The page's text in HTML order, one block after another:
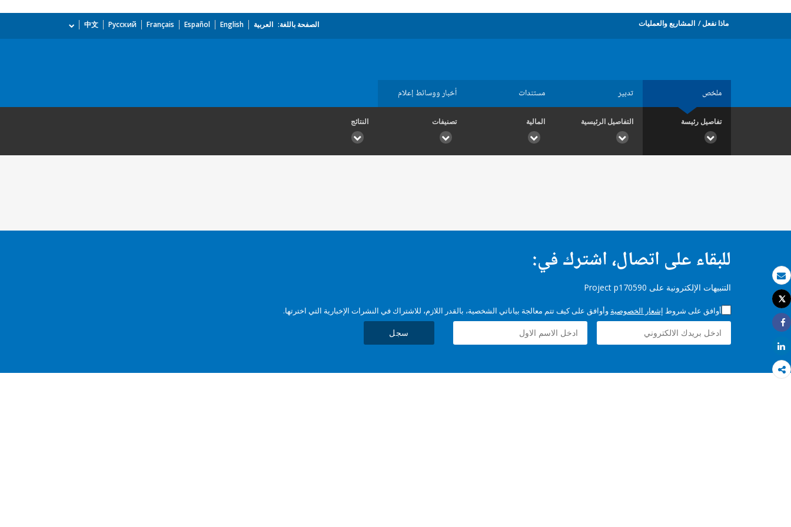
بريد الكتروني
طباعة
Tweet
Share
Share
ماذا نفعل المشاريع والعمليات الصفحة باللغة: العربية English
Español
Français
Русский
中文
ملخص تدبير مستندات أخبار ووسائط إعلام
تفاصيل رئيسة التفاصيل الرئيسية المالية تصنيفات النتائج
للبقاء على اتصال، اشترك في:
التنبيهات الإلكترونية على Project p170590
أوافق على شروط إشعار الخصوصية وأوافق على كيف تتم معالجة بياناتي الشخصية، بالقدر اللازم، للاشتراك في النشرات الإخبارية التي اخترتها.
سجل